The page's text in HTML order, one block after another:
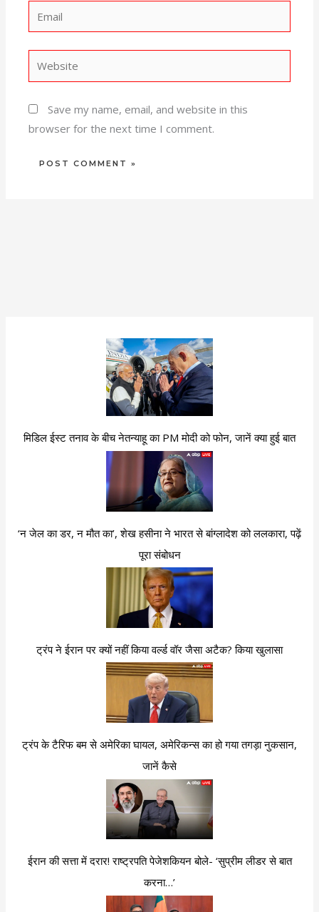
Website
Save my name, email, and website in this
browser for the next time I comment.
मिडिल ईस्ट तनाव के बीच नेतन्याहू का PM मोदी को फोन, जानें क्या हुई बात
‘न जेल का डर, न मौत का’, शेख हसीना ने भारत से बांग्लादेश को ललकारा, पढ़ें
पूरा संबोधन
ट्रंप ने ईरान पर क्यों नहीं किया वर्ल्ड वॉर जैसा अटैक? किया खुलासा
ट्रंप के टैरिफ बम से अमेरिका घायल, अमेरिकन्स का हो गया तगड़ा नुकसान,
जानें कैसे
ईरान की सत्ता में दरार! राष्ट्रपति पेजेशकियन बोले- ‘सुप्रीम लीडर से बात
करना…’